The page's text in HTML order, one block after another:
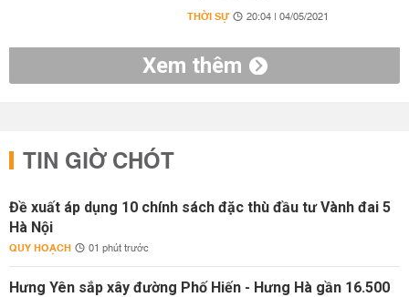
THỜI SỰ 20:04 | 04/05/2021
Xem thêm
TIN GIỜ CHÓT
Đề xuất áp dụng 10 chính sách đặc thù đầu tư Vành đai 5
Hà Nội
QUY HOẠCH 01 phút trước
Hưng Yên sắp xây đường Phố Hiến - Hưng Hà gần 16.500